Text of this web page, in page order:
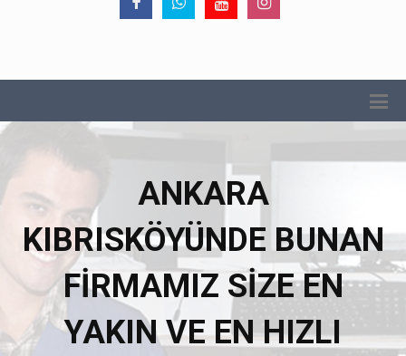
ANKARA
KIBRISKÖYÜNDE BUNAN
FIRMAMIZ SIZE EN
YAKIN VE EN HIZLI